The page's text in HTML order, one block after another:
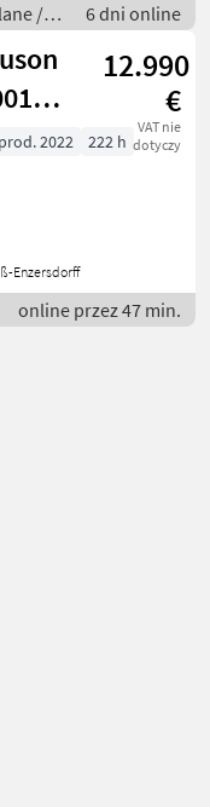
/
6 dni online
12.990
€
VAT nie
dotyczy
2022 222 h
Enzersdorff
online przez 47 min.